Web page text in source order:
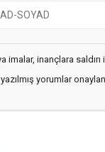
inançlara saldırı
yorumlar